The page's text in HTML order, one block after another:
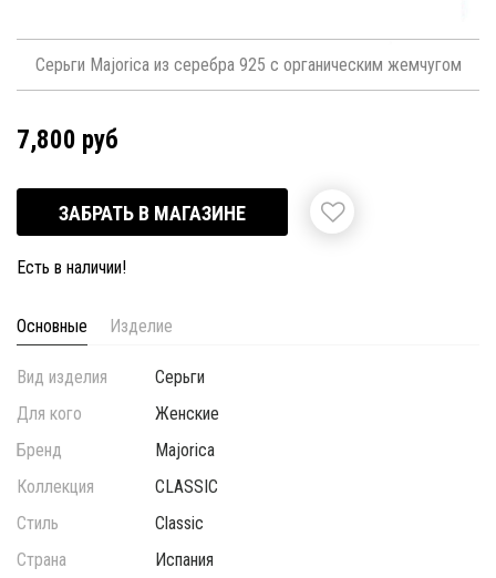
Серьги Majorica из серебра 925 с органическим жемчугом
7,800 руб
ЗАБРАТЬ В МАГАЗИНЕ
Есть в наличии!
Основные Изделие
Вид изделия
Серьги
Для кого
Женские
Бренд
Majorica
Коллекция
CLASSIC
Стиль
Classic
Страна
Испания